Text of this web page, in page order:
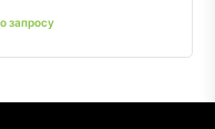
запросу